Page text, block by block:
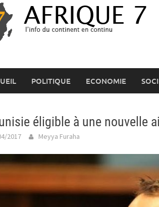
POLITIQUE ECONOMIE
éligible à une nouvelle
2017 Meyya Furaha